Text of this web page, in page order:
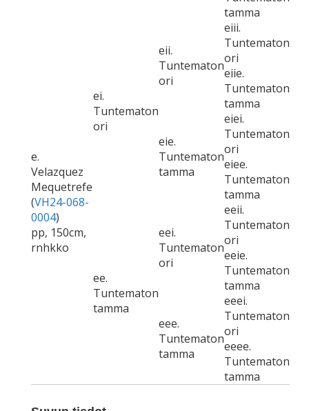
tamma
e.
Velazquez
Mequetrefe
(VH24-068-
0004)
pp, 150cm,
rnhkko
ei.
Tuntematon
ori
eii.
Tuntematon
ori
eiii.
Tuntematon
ori
eiie.
Tuntematon
tamma
eie.
Tuntematon
tamma
eiei.
Tuntematon
ori
eiee.
Tuntematon
tamma
ee.
Tuntematon
tamma
eei.
Tuntematon
ori
eeii.
Tuntematon
ori
eeie.
Tuntematon
tamma
eee.
Tuntematon
tamma
eeei.
Tuntematon
ori
eeee.
Tuntematon
tamma